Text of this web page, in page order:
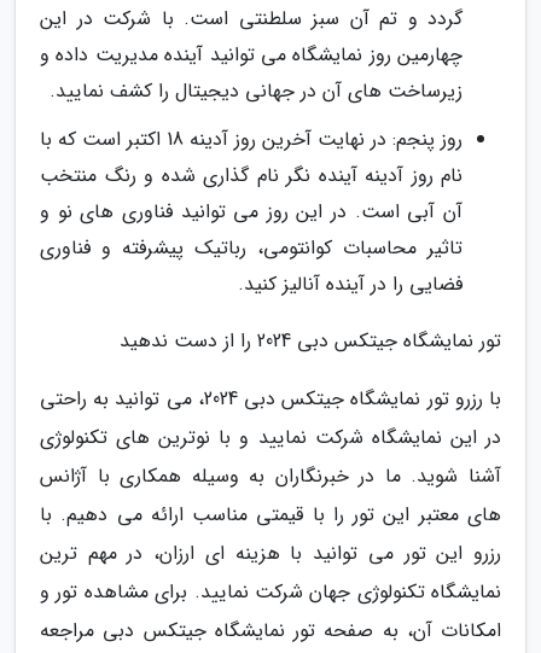
گردد و تم آن سبز سلطنتی است. با شرکت در این
چهارمین روز نمایشگاه می توانید آینده مدیریت داده و
زیرساخت های آن در جهانی دیجیتال را کشف نمایید.
روز پنجم: در نهایت آخرین روز آدینه 18 اکتبر است که با
نام روز آدینه آینده نگر نام گذاری شده و رنگ منتخب
آن آبی است. در این روز می توانید فناوری های نو و
تاثیر محاسبات کوانتومی، رباتیک پیشرفته و فناوری
فضایی را در آینده آنالیز کنید.
تور نمایشگاه جیتکس دبی 2024 را از دست ندهید
با رزرو تور نمایشگاه جیتکس دبی 2024، می توانید به راحتی
در این نمایشگاه شرکت نمایید و با نوترین های تکنولوژی
آشنا شوید. ما در خبرنگاران به وسیله همکاری با آژانس
های معتبر این تور را با قیمتی مناسب ارائه می دهیم. با
رزرو این تور می توانید با هزینه ای ارزان، در مهم ترین
نمایشگاه تکنولوژی جهان شرکت نمایید. برای مشاهده تور و
امکانات آن، به صفحه تور نمایشگاه جیتکس دبی مراجعه